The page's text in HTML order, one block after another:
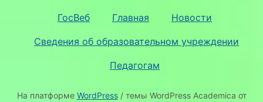
ГосВеб Главная Новости
Сведения об образовательном учреждении
Педагогам
На платформе WordPress/ темы WordPress Academica от